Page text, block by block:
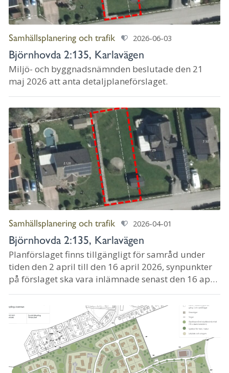
Samhällsplanering och trafik 2026-06-03
Björnhovda 2:135, Karlavägen
Miljö- och byggnadsnämnden beslutade den 21
maj 2026 att anta detaljplaneförslaget.
Samhällsplanering och trafik 2026-04-01
Björnhovda 2:135, Karlavägen
Planförslaget finns tillgängligt för samråd under
tiden den 2 april till den 16 april 2026, synpunkter
på förslaget ska vara inlämnade senast den 16 april
2026 till miljobygg@morbylanga.se.